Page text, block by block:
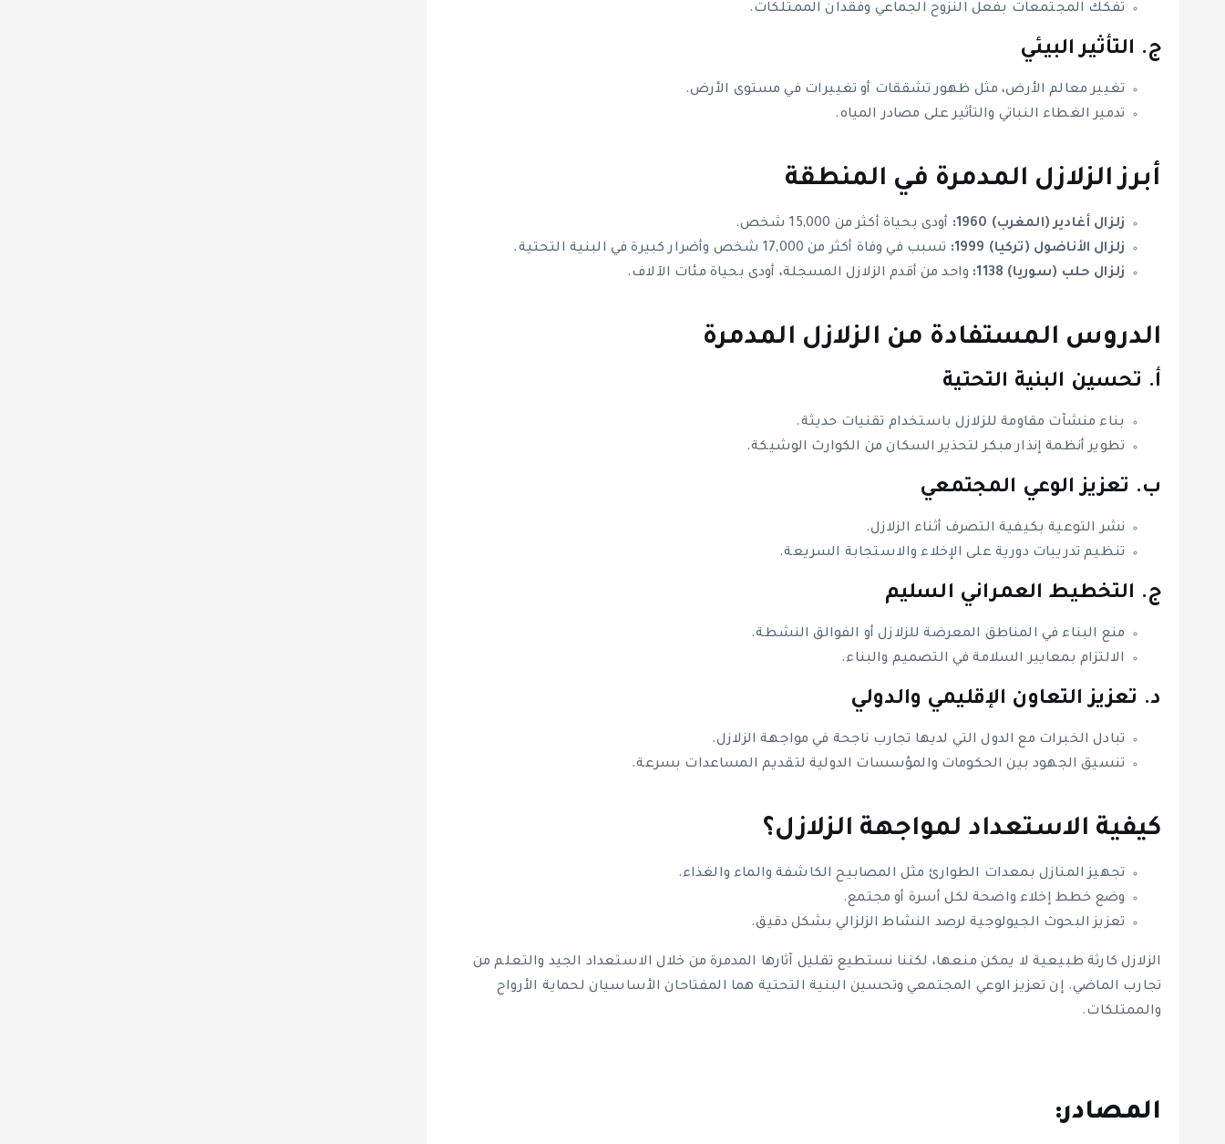
تفكك المجتمعات بفعل النزوح الجماعي وفقدان الممتلكات.
ج. التأثير البيئي
تغيير معالم الأرض، مثل ظهور تشققات أو تغييرات في مستوى الأرض.
تدمير الغطاء النباتي والتأثير على مصادر المياه.
أبرز الزلازل المدمرة في المنطقة
زلزال أغادير (المغرب) 1960:
أودى بحياة أكثر من 15,000 شخص.
زلزال الأناضول (تركيا) 1999:
تسبب في وفاة أكثر من 17,000 شخص وأضرار كبيرة في البنية التحتية.
زلزال حلب (سوريا) 1138:
واحد من أقدم الزلازل المسجلة، أودى بحياة مئات الآلاف.
الدروس المستفادة من الزلازل المدمرة
أ. تحسين البنية التحتية
بناء منشآت مقاومة للزلازل باستخدام تقنيات حديثة.
تطوير أنظمة إنذار مبكر لتحذير السكان من الكوارث الوشيكة.
ب. تعزيز الوعي المجتمعي
نشر التوعية بكيفية التصرف أثناء الزلازل.
تنظيم تدريبات دورية على الإخلاء والاستجابة السريعة.
ج. التخطيط العمراني السليم
منع البناء في المناطق المعرضة للزلازل أو الفوالق النشطة.
الالتزام بمعايير السلامة في التصميم والبناء.
د. تعزيز التعاون الإقليمي والدولي
تبادل الخبرات مع الدول التي لديها تجارب ناجحة في مواجهة الزلازل.
تنسيق الجهود بين الحكومات والمؤسسات الدولية لتقديم المساعدات بسرعة.
كيفية الاستعداد لمواجهة الزلازل؟
تجهيز المنازل بمعدات الطوارئ مثل المصابيح الكاشفة والماء والغذاء.
وضع خطط إخلاء واضحة لكل أسرة أو مجتمع.
تعزيز البحوث الجيولوجية لرصد النشاط الزلزالي بشكل دقيق.
الزلازل كارثة طبيعية لا يمكن منعها، لكننا نستطيع تقليل آثارها المدمرة من خلال الاستعداد الجيد والتعلم من
تجارب الماضي. إن تعزيز الوعي المجتمعي وتحسين البنية التحتية هما المفتاحان الأساسيان لحماية الأرواح
والممتلكات.
المصادر: